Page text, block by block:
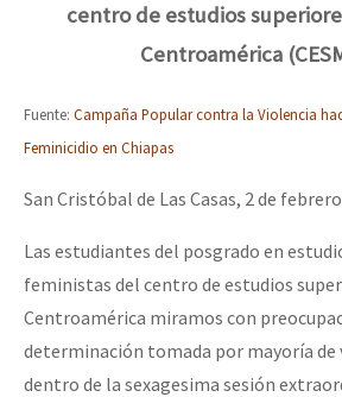
centro de estudios
Centroamérica
Fuente: Campaña Popular contra la Violencia
Feminicidio en Chiapas
San Cristóbal de Las Casas, 2 de
Las estudiantes del posgrado en
feministas del centro de estudios
Centroamérica miramos con
determinación tomada por mayoría de
dentro de la sexagesima sesión